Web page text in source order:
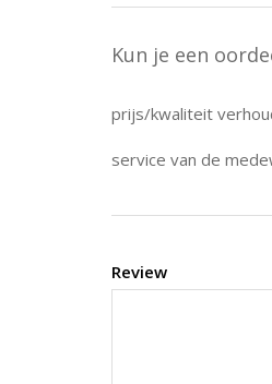
Kun je een
prijs/kwaliteit
service van de
Review